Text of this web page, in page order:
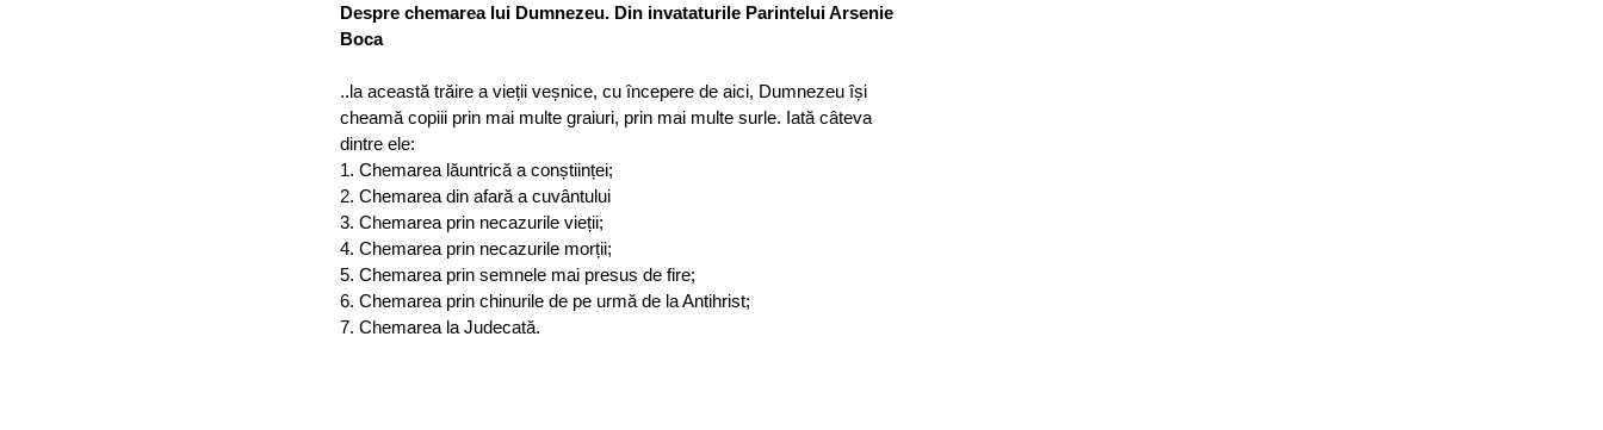
Despre chemarea lui Dumnezeu. Din invataturile Parintelui Arsenie
Boca
..la această trăire a vieții veșnice, cu începere de aici, Dumnezeu își
cheamă copiii prin mai multe graiuri, prin mai multe surle. Iată câteva
dintre ele:
1. Chemarea lăuntrică a conștiinței;
2. Chemarea din afară a cuvântului
3. Chemarea prin necazurile vieții;
4. Chemarea prin necazurile morții;
5. Chemarea prin semnele mai presus de fire;
6. Chemarea prin chinurile de pe urmă de la Antihrist;
7. Chemarea la Judecată.